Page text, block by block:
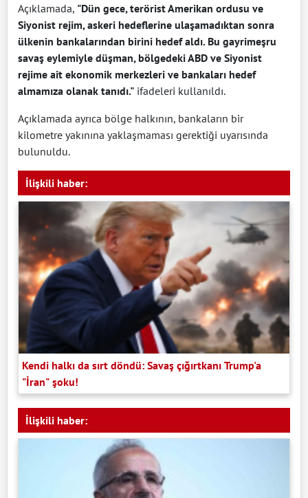
Açıklamada, "Dün gece, terörist Amerikan ordusu ve
Siyonist rejim, askeri hedeflerine ulaşamadıktan sonra
ülkenin bankalarından birini hedef aldı. Bu gayrimeşru
savaş eylemiyle düşman, bölgedeki ABD ve Siyonist
rejime ait ekonomik merkezleri ve bankaları hedef
almamıza olanak tanıdı." ifadeleri kullanıldı.
Açıklamada ayrıca bölge halkının, bankaların bir
kilometre yakınına yaklaşmaması gerektiği uyarısında
bulunuldu.
İlişkili haber:
Kendi halkı da sırt döndü: Savaş çığırtkanı Trump'a
"İran" şoku!
İlişkili haber: